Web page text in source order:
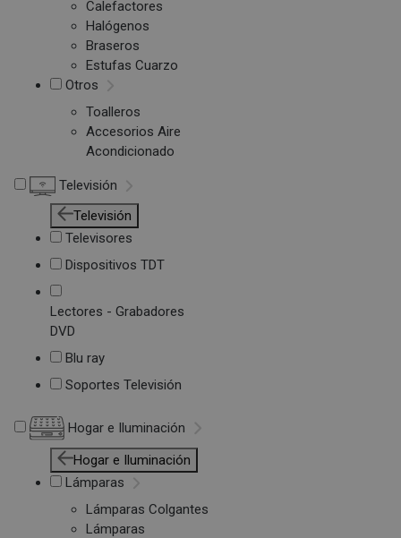
Calefactores
Halógenos
Braseros
Estufas Cuarzo
Otros
Toalleros
Accesorios Aire
Acondicionado
Televisión
Televisión
Televisores
Dispositivos TDT
Lectores - Grabadores
DVD
Blu ray
Soportes Televisión
Hogar e Iluminación
Hogar e Iluminación
Lámparas
Lámparas Colgantes
Lámparas